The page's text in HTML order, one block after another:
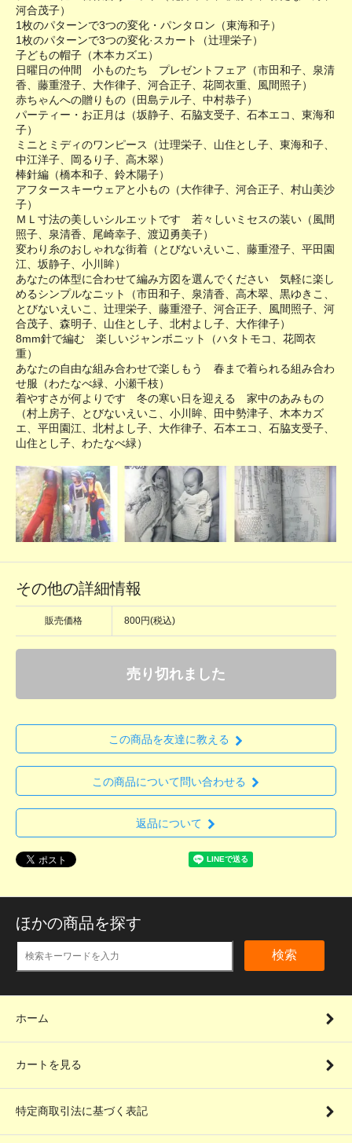
河合茂子）
1枚のパターンで3つの変化・パンタロン（東海和子）
1枚のパターンで3つの変化·スカート（辻理栄子）
子どもの帽子（木本カズエ）
日曜日の仲間 小ものたち プレゼントフェア（市田和子、泉清
香、藤重澄子、大作律子、河合正子、花岡衣重、風間照子）
赤ちゃんへの贈りもの（田島テル子、中村恭子）
パーティー・お正月は（坂静子、石脇支受子、石本エコ、東海和
子）
ミニとミディのワンピース（辻理栄子、山住とし子、東海和子、
中江洋子、岡るり子、高木翠）
棒針編（橋本和子、鈴木陽子）
アフタースキーウェアと小もの（大作律子、河合正子、村山美沙
子）
ＭＬ寸法の美しいシルエットです 若々しいミセスの装い（風間
照子、泉清香、尾崎幸子、渡辺勇美子）
変わり糸のおしゃれな街着（とびないえいこ、藤重澄子、平田園
江、坂静子、小川眸）
あなたの体型に合わせて編み方図を選んでください 気軽に楽し
めるシンプルなニット（市田和子、泉清香、高木翠、黒ゆきこ、
とびないえいこ、辻理栄子、藤重澄子、河合正子、風間照子、河
合茂子、森明子、山住とし子、北村よし子、大作律子）
8mm針で編む 楽しいジャンボニット（ハタトモコ、花岡衣
重）
あなたの自由な組み合わせで楽しもう 春まで着られる組み合わ
せ服（わたなべ緑、小瀬千枝）
着やすさが何よりです 冬の寒い日を迎える 家中のあみもの
（村上房子、とびないえいこ、小川眸、田中勢津子、木本カズ
エ、平田園江、北村よし子、大作律子、石本エコ、石脇支受子、
山住とし子、わたなべ緑）
その他の詳細情報
販売価格 800円(税込)
売り切れました
この商品を友達に教える
この商品について問い合わせる
返品について
ほかの商品を探す
検索
ホーム
カートを見る
特定商取引法に基づく表記